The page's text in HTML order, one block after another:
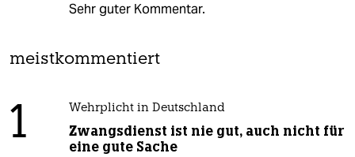
Sehr guter Kommentar.
meistkommentiert
1 Wehrplicht in Deutschland
Zwangsdienst ist nie gut, auch nicht für
eine gute Sache